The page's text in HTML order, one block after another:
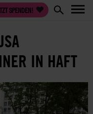
SPENDEN!
IN HAFT